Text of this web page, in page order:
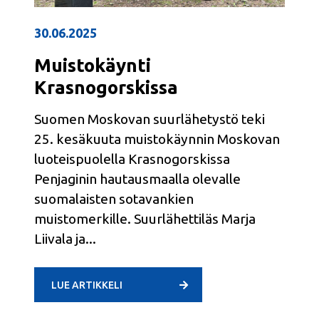
Muistokäynti
Krasnogorskissa
30.06.2025
Suomen Moskovan suurlähetystö teki
25. kesäkuuta muistokäynnin Moskovan
luoteispuolella Krasnogorskissa
Penjaginin hautausmaalla olevalle
suomalaisten sotavankien
muistomerkille. Suurlähettiläs Marja
Liivala ja
LUE ARTIKKELI